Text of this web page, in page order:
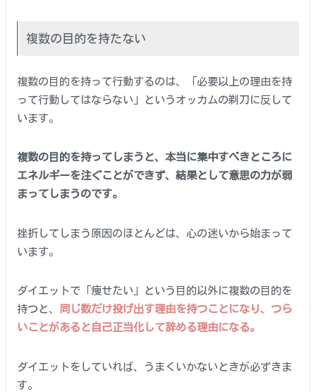
複数の目的を持たない
複数の目的を持って行動するのは、「必要以上の理由を持
って行動してはならない」というオッカムの剃刀に反して
います。
複数の目的を持ってしまうと、本当に集中すべきところに
エネルギーを注ぐことができず、結果として意思の力が弱
まってしまうのです。
挫折してしまう原因のほとんどは、心の迷いから始まって
います。
ダイエットで「痩せたい」という目的以外に複数の目的を
持つと、
同じ数だけ投げ出す理由を持つことになり、つら
いことがあると自己正当化して辞める理由になる。
ダイエットをしていれば、うまくいかないときが必ずきま
す。